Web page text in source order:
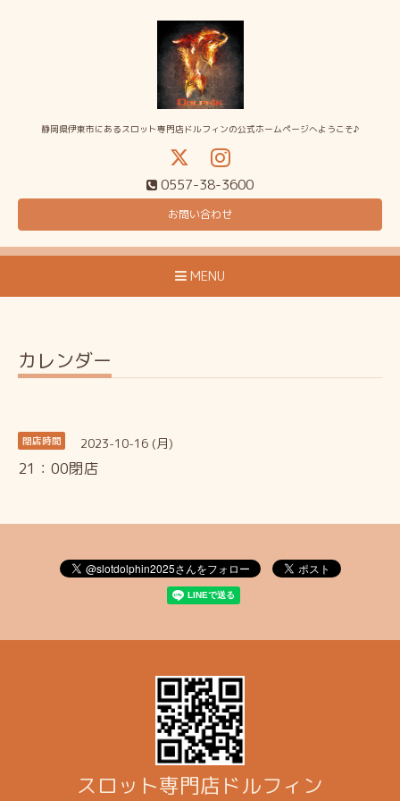
静岡県伊東市にあるスロット専門店ドルフィンの公式ホームページへようこそ♪
0557-38-3600
お問い合わせ
MENU
カレンダー
閉店時間 2023-10-16 (月)
21：00閉店
スロット専門店ドルフィン